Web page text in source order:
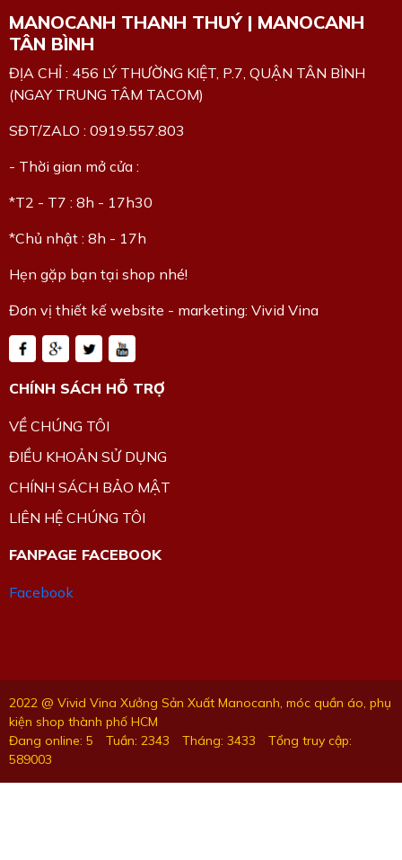
MANOCANH THANH THUÝ | MANOCANH
TÂN BÌNH
ĐỊA CHỈ : 456 LÝ THƯỜNG KIỆT, P.7, QUẬN TÂN BÌNH
(NGAY TRUNG TÂM TACOM)
SĐT/ZALO : 0919.557.803
- Thời gian mở cửa :
*T2 - T7 : 8h - 17h30
*Chủ nhật : 8h - 17h
Hẹn gặp bạn tại shop nhé!
Đơn vị thiết kế website - marketing: Vivid Vina
CHÍNH SÁCH HỖ TRỢ
VỀ CHÚNG TÔI
ĐIỀU KHOẢN SỬ DỤNG
CHÍNH SÁCH BẢO MẬT
LIÊN HỆ CHÚNG TÔI
FANPAGE FACEBOOK
Facebook
2022 @ Vivid Vina Xưởng Sản Xuất Manocanh, móc quần áo, phụ
kiện shop thành phố HCM
Đang online: 5
Tuần: 2343 Tháng: 3433
Tổng truy cập:
589003